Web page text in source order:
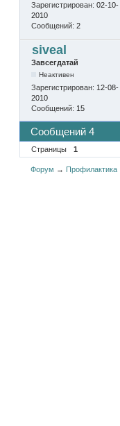
Зарегистрирован: 02-10-
2010
Сообщений: 2
siveal
Завсегдатай
Неактивен
Зарегистрирован: 12-08-
2010
Сообщений: 15
Сообщений 4
Страницы 1
Форум → Профилактика